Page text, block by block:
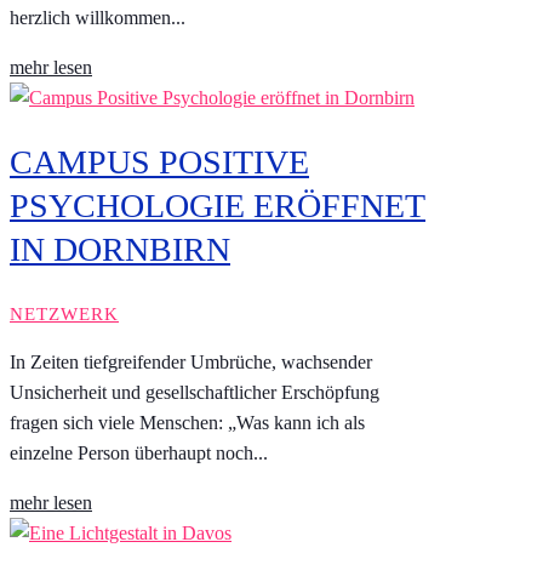
herzlich willkommen...
mehr lesen
CAMPUS POSITIVE
PSYCHOLOGIE ERÖFFNET
IN DORNBIRN
NETZWERK
In Zeiten tiefgreifender Umbrüche, wachsender
Unsicherheit und gesellschaftlicher Erschöpfung
fragen sich viele Menschen: „Was kann ich als
einzelne Person überhaupt noch...
mehr lesen